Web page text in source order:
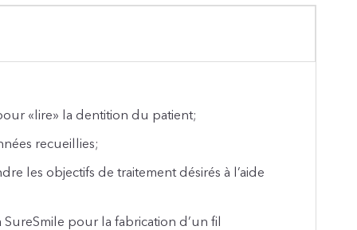
«lire» la dentition du patient;
recueillies;
les objectifs de traitement désirés à l’aide
pour la fabrication d’un fil